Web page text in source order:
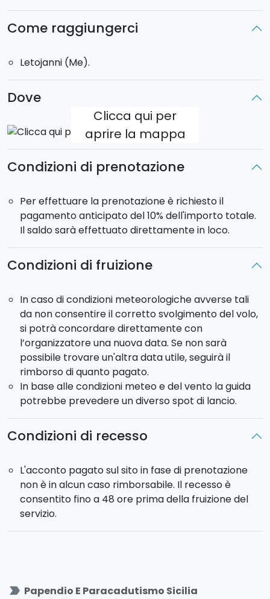
consentito: 105 kg.
Come raggiungerci
Letojanni (Me).
Dove
Clicca qui per
aprire la mappa
Condizioni di prenotazione
Per effettuare la prenotazione è richiesto il
pagamento anticipato del 10% dell'importo totale.
Il saldo sarà effettuato direttamente in loco.
Condizioni di fruizione
In caso di condizioni meteorologiche avverse tali
da non consentire il corretto svolgimento del volo,
si potrà concordare direttamente con
l’organizzatore una nuova data. Se non sarà
possibile trovare un'altra data utile, seguirà il
rimborso di quanto pagato.
In base alle condizioni meteo e del vento la guida
potrebbe prevedere un diverso spot di lancio.
Condizioni di recesso
L'acconto pagato sul sito in fase di prenotazione
non è in alcun caso rimborsabile. Il recesso è
consentito fino a 48 ore prima della fruizione del
servizio.
label_important Papendio E Paracadutismo Sicilia